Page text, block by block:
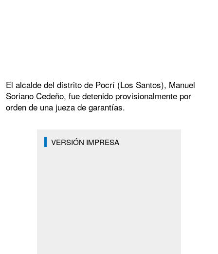
El alcalde del distrito de Pocrí (Los Santos), Manuel
Soriano Cedeño, fue detenido provisionalmente por
orden de una jueza de garantías.
VERSIÓN IMPRESA